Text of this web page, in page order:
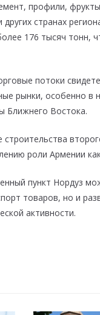
профили,
странах
176 тысяч тонн,
потоки
рынки, особенно в
Ближнего Востока.
роли Армении
пункт Нордуз
товаров, но и
активности.